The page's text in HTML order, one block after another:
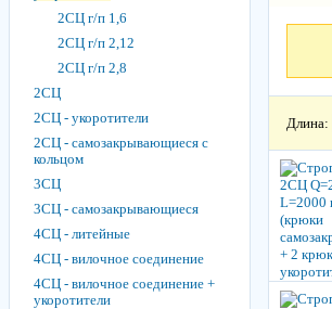
2СЦ г/п 1,6
2СЦ г/п 2,12
2СЦ г/п 2,8
2СЦ
2СЦ - укоротители
2СЦ - самозакры­вающиеся с
кольцом
3СЦ
3СЦ - самозакры­вающиеся
4СЦ - литейные
4СЦ - вилочное соединение
4СЦ - вилочное соединение +
укоротители
Длина: